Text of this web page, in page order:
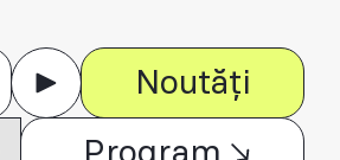
Noutăți
Program